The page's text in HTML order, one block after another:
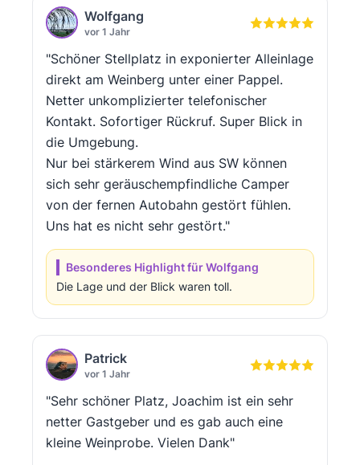
Wolfgang
vor 1 Jahr
"Schöner Stellplatz in exponierter Alleinlage
direkt am Weinberg unter einer Pappel.
Netter unkomplizierter telefonischer
Kontakt. Sofortiger Rückruf. Super Blick in
die Umgebung.
Nur bei stärkerem Wind aus SW können
sich sehr geräuschempfindliche Camper
von der fernen Autobahn gestört fühlen.
Uns hat es nicht sehr gestört."
Besonderes Highlight für Wolfgang
Die Lage und der Blick waren toll.
Patrick
vor 1 Jahr
"Sehr schöner Platz, Joachim ist ein sehr
netter Gastgeber und es gab auch eine
kleine Weinprobe. Vielen Dank"